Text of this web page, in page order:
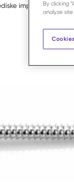
implantater /
By clicking
analyze